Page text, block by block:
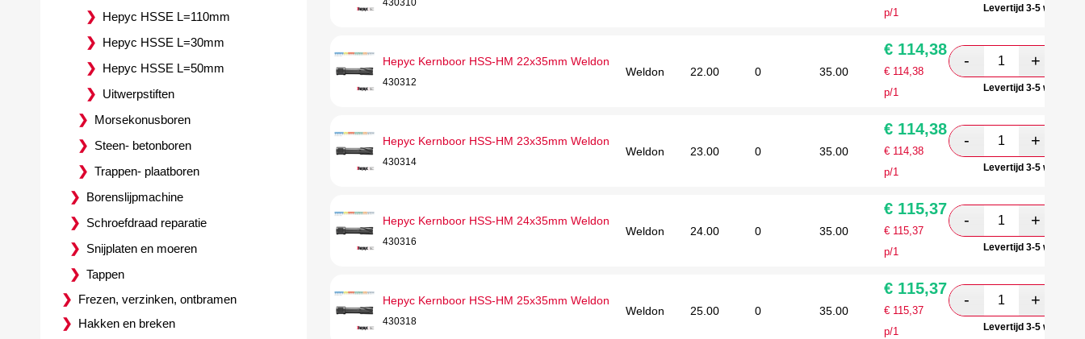
p/1
Levertijd 3-5
Hepyc Kernboor HSS-HM 22x35mm Weldon
430312
Weldon 22.00 0 35.00
€ 114,38
€ 114,38
p/1
Levertijd 3-5
Hepyc Kernboor HSS-HM 23x35mm Weldon
430314
Weldon 23.00 0 35.00
€ 114,38
€ 114,38
p/1
Levertijd 3-5
Hepyc Kernboor HSS-HM 24x35mm Weldon
430316
Weldon 24.00 0 35.00
€ 115,37
€ 115,37
p/1
Levertijd 3-5
Hepyc Kernboor HSS-HM 25x35mm Weldon
430318
Weldon 25.00 0 35.00
€ 115,37
€ 115,37
p/1
Levertijd 3-5
Hepyc HSSE L=110mm
Hepyc HSSE L=30mm
Hepyc HSSE L=50mm
Uitwerpstiften
Morsekonusboren
Steen- betonboren
Trappen- plaatboren
Borenslijpmachine
Schroefdraad reparatie
Snijplaten en moeren
Tappen
Frezen, verzinken, ontbramen
Hakken en breken